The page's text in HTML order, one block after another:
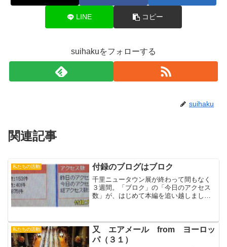
LINE コピー
suihakuをフォローする
suihaku
関連記事
私たちの活動 付録のブログはブロク
千里ニュータウン展が終わって間もなく
３週間。「ブロク」の「今日のアクセス
数」が、はじめて本編を追い越しまし
なるでしょう。サッカーもほ...
私たちの活動
又 エアメール from ヨーロッ
パ（３１）